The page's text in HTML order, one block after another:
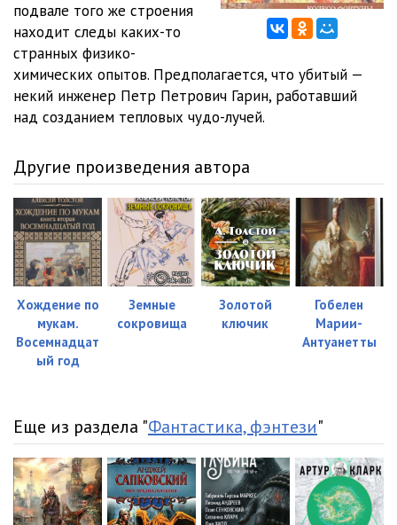
12_Giperboloid inzhenera Garina
13_Giperboloid inzhenera Garina
14_Giperboloid inzhenera Garina 25:17
15_Giperboloid inzhenera Garina
16_Giperboloid inzhenera Garina
17_Giperboloid inzhenera Garina 26:05
18_Giperboloid inzhenera Garina 29:54
19_Giperboloid inzhenera Garina 29:37
20_Giperboloid inzhenera Garina 27:56
21_Giperboloid inzhenera Garina 29:27
24_Giperboloid inzhenera Garina 28:12
25_Giperboloid inzhenera Garina 28:06
26_Giperboloid inzhenera Garina 24:31
подвале того же строения
находит следы каких-то
странных физико-
химических опытов. Предполагается, что убитый —
некий инженер Петр Петрович Гарин, работавший
над созданием тепловых чудо-лучей.
Другие произведения автора
Хождение по
мукам.
Восемнадцат
ый год
Земные
сокровища
Золотой
ключик
Гобелен
Марии-
Антуанетты
Еще из раздела "Фантастика, фэнтези"